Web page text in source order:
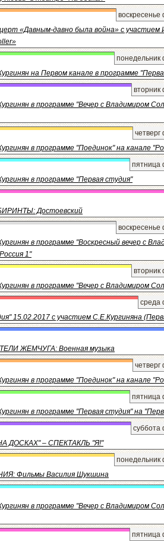
«Давным-давно была война» с участием
понедельник
на Первом канале в программе
вторник
в программе "Вечер с Владимиром
в программе "Поединок" на канале
пятница
в программе "Первая студия"
Достоевский
в программе "Воскресный вечер с
1"
вторник
в программе "Вечер с Владимиром
среда
15.02.2017 с участием С.Е.Кургиняна
ЖЕМЧУГА: Военная музыка
в программе "Поединок" на канале
пятница
в программе "Первая студия" на
суббота
ДОСКАХ" – СПЕКТАКЛЬ "Я!"
понедельник
Фильмы Василия Шукшина
в программе "Вечер с Владимиром
пятница